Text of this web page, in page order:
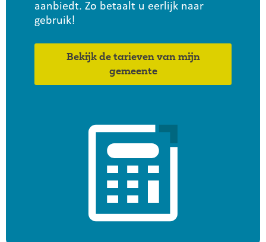
aanbiedt. Zo betaalt u eerlijk naar
gebruik!
Bekijk de tarieven van mijn
gemeente